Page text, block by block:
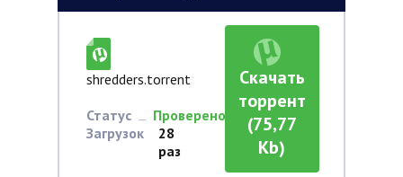
shredders.torrent
Статус
Проверено
Загрузок
28
раз
Скачать
торрент
(75,77
Kb)